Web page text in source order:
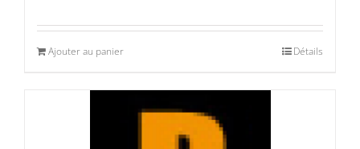
Préparations viandes(0)
(0)
Ajouter au panier Détails